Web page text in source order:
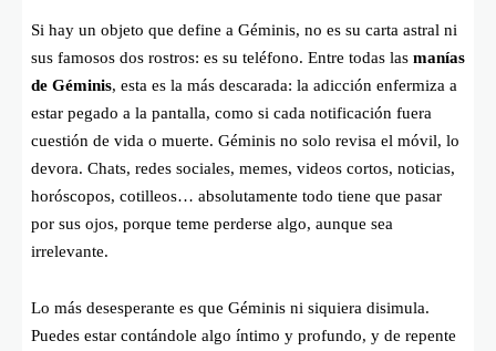
Si hay un objeto que define a Géminis, no es su carta astral ni
sus famosos dos rostros: es su teléfono. Entre todas las manías
de Géminis, esta es la más descarada: la adicción enfermiza a
estar pegado a la pantalla, como si cada notificación fuera
cuestión de vida o muerte. Géminis no solo revisa el móvil, lo
devora. Chats, redes sociales, memes, videos cortos, noticias,
horóscopos, cotilleos… absolutamente todo tiene que pasar
por sus ojos, porque teme perderse algo, aunque sea
irrelevante.
Lo más desesperante es que Géminis ni siquiera disimula.
Puedes estar contándole algo íntimo y profundo, y de repente